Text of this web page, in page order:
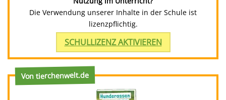
Die Verwendung unserer Inhalte in der Schule ist
lizenzpflichtig.
SCHULLIZENZ AKTIVIEREN
Von tierchenwelt.de